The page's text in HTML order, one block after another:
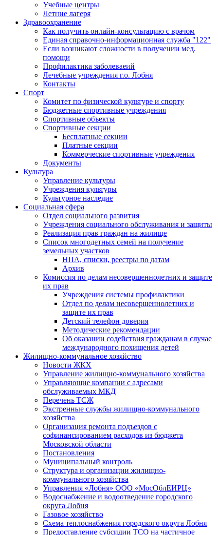
Учебные центры
Летние лагеря
Здравоохранение
Как получить онлайн-консультацию с врачом
Единая справочно-информационная служба "122"
Если возникают сложности в получении мед.
помощи
Профилактика заболеваеий
Лечебные учреждения г.о. Лобня
Контакты
Спорт
Комитет по физической культуре и спорту
Бюджетные спортивные учреждения
Спортивные объекты
Спортивные секции
Бесплатные секции
Платные секции
Коммерческие спортивные учреждения
Документы
Культура
Управление культуры
Учреждения культуры
Культурное наследие
Социальная сфера
Отдел социального развития
Учреждения социального обслуживания и защиты
Реализация прав граждан на жилище
Список многодетных семей на получение
земельных участков
НПА, списки, реестры по датам
Архив
Комиссия по делам несовершеннолетних и защите
их прав
Учреждения системы профилактики
Отдел по делам несовершеннолетних и
защите их прав
Детский телефон доверия
Методические рекомендации
Об оказании содействия гражданам в случае
международного похищения детей
Жилищно-коммунальное хозяйство
Новости ЖКХ
Управление жилищно-коммунального хозяйства
Управляющие компании с адресами
обслуживаемых МКД
Перечень ТСЖ
Экстренные службы жилищно-коммунального
хозяйства
Организация ремонта подъездов с
софинансированием расходов из бюджета
Московской области
Постановления
Муниципальный контроль
Структура и организации жилищно-
коммунального хозяйства
Управления «Лобня» ООО «МосОблЕИРЦ»
Водоснабжение и водоотведение городского
округа Лобня
Газовое хозяйство
Схема теплоснабжения городского округа Лобня
Предоставление субсидии ТСО на частичное